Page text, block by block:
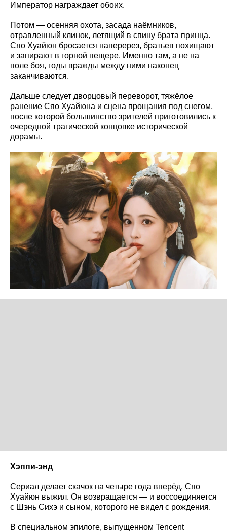
Император награждает обоих.
Потом — осенняя охота, засада наёмников,
отравленный клинок, летящий в спину брата принца.
Сяо Хуайюн бросается наперерез, братьев похищают
и запирают в горной пещере. Именно там, а не на
поле боя, годы вражды между ними наконец
заканчиваются.
Дальше следует дворцовый переворот, тяжёлое
ранение Сяо Хуайюна и сцена прощания под снегом,
после которой большинство зрителей приготовились к
очередной трагической концовке исторической
дорамы.
Хэппи-энд
Сериал делает скачок на четыре года вперёд. Сяо
Хуайюн выжил. Он возвращается — и воссоединяется
с Шэнь Сихэ и сыном, которого не видел с рождения.
В специальном эпилоге, выпущенном Tencent